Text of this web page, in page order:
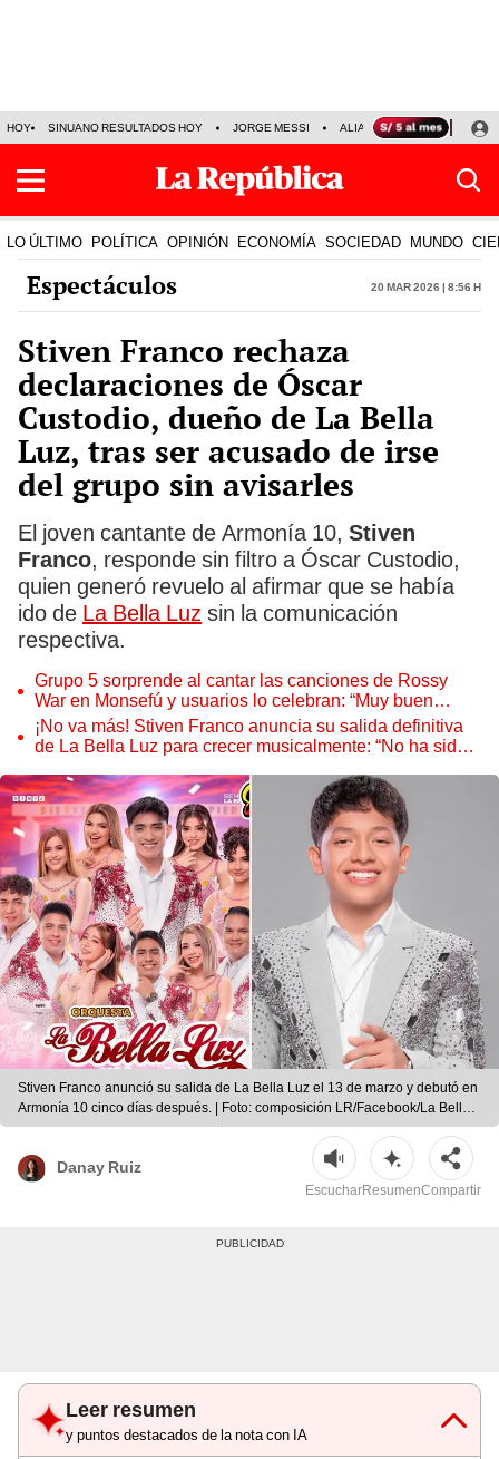
HOY SINUANO RESULTADOS HOY JORGE MESSI ALIANZA LIMA VS SPORT
LO ÚLTIMO POLÍTICA OPINIÓN ECONOMÍA SOCIEDAD MUNDO
Espectáculos 20 Mar 2026 | 8:56 h
Stiven Franco rechaza
declaraciones de Óscar
Custodio, dueño de La Bella
Luz, tras ser acusado de irse
del grupo sin avisarles
El joven cantante de Armonía 10, Stiven
Franco, responde sin filtro a Óscar Custodio,
quien generó revuelo al afirmar que se había
ido de La Bella Luz sin la comunicación
respectiva.
Grupo 5 sorprende al cantar las canciones de Rossy
War en Monsefú y usuarios lo celebran: “Muy buen
homenaje”
¡No va más! Stiven Franco anuncia su salida definitiva
de La Bella Luz para crecer musicalmente: “No ha sido
Stiven Franco anunció su salida de La Bella Luz el 13 de marzo y debutó en
Armonía 10 cinco días después. | Foto: composición LR/Facebook/La Bella
Luz
Danay Ruiz
EscucharResumenCompartir
Leer resumen
y puntos destacados de la nota con IA